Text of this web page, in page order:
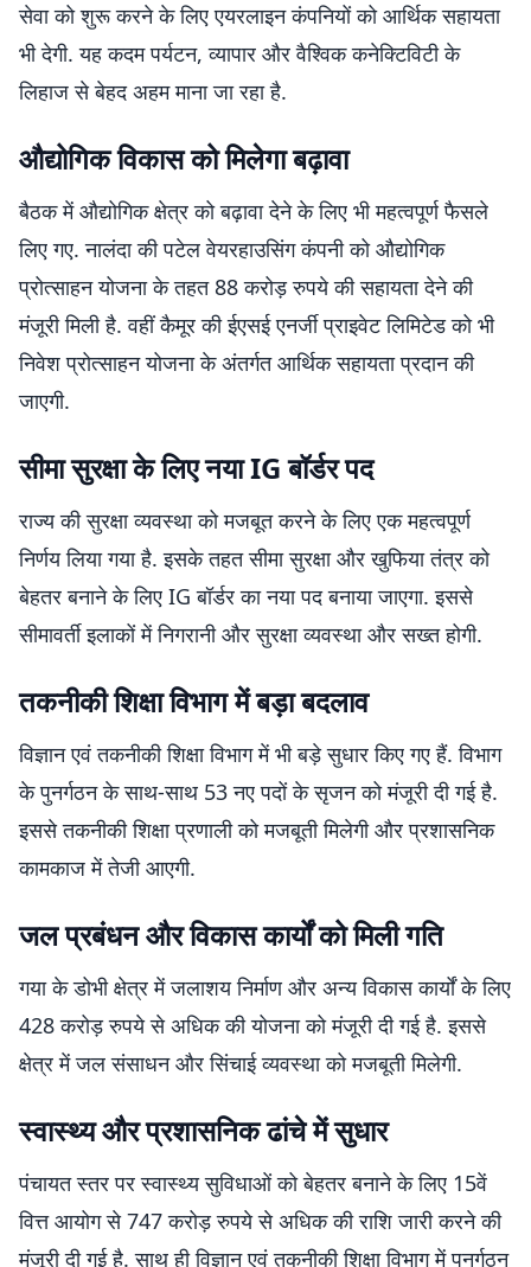
सेवा को शुरू करने के लिए एयरलाइन कंपनियों को आर्थिक सहायता
भी देगी. यह कदम पर्यटन, व्यापार और वैश्विक कनेक्टिविटी के
लिहाज से बेहद अहम माना जा रहा है.
औद्योगिक विकास को मिलेगा बढ़ावा
बैठक में औद्योगिक क्षेत्र को बढ़ावा देने के लिए भी महत्वपूर्ण फैसले
लिए गए. नालंदा की पटेल वेयरहाउसिंग कंपनी को औद्योगिक
प्रोत्साहन योजना के तहत 88 करोड़ रुपये की सहायता देने की
मंजूरी मिली है. वहीं कैमूर की ईएसई एनर्जी प्राइवेट लिमिटेड को भी
निवेश प्रोत्साहन योजना के अंतर्गत आर्थिक सहायता प्रदान की
जाएगी.
सीमा सुरक्षा के लिए नया IG बॉर्डर पद
राज्य की सुरक्षा व्यवस्था को मजबूत करने के लिए एक महत्वपूर्ण
निर्णय लिया गया है. इसके तहत सीमा सुरक्षा और खुफिया तंत्र को
बेहतर बनाने के लिए IG बॉर्डर का नया पद बनाया जाएगा. इससे
सीमावर्ती इलाकों में निगरानी और सुरक्षा व्यवस्था और सख्त होगी.
तकनीकी शिक्षा विभाग में बड़ा बदलाव
विज्ञान एवं तकनीकी शिक्षा विभाग में भी बड़े सुधार किए गए हैं. विभाग
के पुनर्गठन के साथ-साथ 53 नए पदों के सृजन को मंजूरी दी गई है.
इससे तकनीकी शिक्षा प्रणाली को मजबूती मिलेगी और प्रशासनिक
कामकाज में तेजी आएगी.
जल प्रबंधन और विकास कार्यों को मिली गति
गया के डोभी क्षेत्र में जलाशय निर्माण और अन्य विकास कार्यों के लिए
428 करोड़ रुपये से अधिक की योजना को मंजूरी दी गई है. इससे
क्षेत्र में जल संसाधन और सिंचाई व्यवस्था को मजबूती मिलेगी.
स्वास्थ्य और प्रशासनिक ढांचे में सुधार
पंचायत स्तर पर स्वास्थ्य सुविधाओं को बेहतर बनाने के लिए 15वें
वित्त आयोग से 747 करोड़ रुपये से अधिक की राशि जारी करने की
मंजूरी दी गई है. साथ ही विज्ञान एवं तकनीकी शिक्षा विभाग में पुनर्गठन